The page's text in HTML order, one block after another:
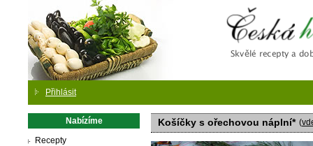
Přihlásit
Nabízíme
Recepty
Košíčky s ořechovou náplní* (